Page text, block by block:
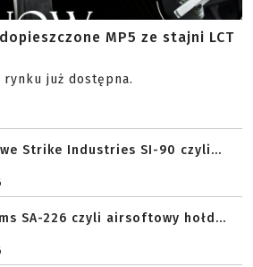
MP5 ze stajni LCT
już dostępna.
Strike Industries SI-90 czyli...
SA-226 czyli airsoftowy hołd...